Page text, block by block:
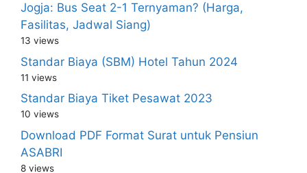
Jogja: Bus Seat 2-1 Ternyaman? (Harga,
Fasilitas, Jadwal Siang)
13 views
Standar Biaya (SBM) Hotel Tahun 2024
11 views
Standar Biaya Tiket Pesawat 2023
10 views
Download PDF Format Surat untuk Pensiun
ASABRI
8 views